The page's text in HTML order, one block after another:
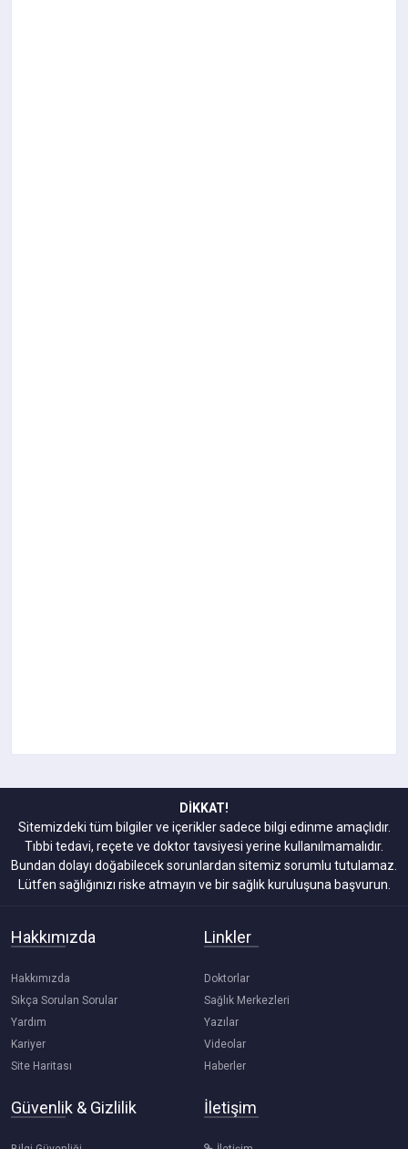
DİKKAT!
Sitemizdeki tüm bilgiler ve içerikler sadece bilgi edinme amaçlıdır.
Tıbbi tedavi, reçete ve doktor tavsiyesi yerine kullanılmamalıdır.
Bundan dolayı doğabilecek sorunlardan sitemiz sorumlu tutulamaz.
Lütfen sağlığınızı riske atmayın ve bir sağlık kuruluşuna başvurun.
Hakkımızda
Hakkımızda
Sıkça Sorulan Sorular
Yardım
Kariyer
Site Haritası
Linkler
Doktorlar
Sağlık Merkezleri
Yazılar
Videolar
Haberler
Güvenlik & Gizlilik İletişim